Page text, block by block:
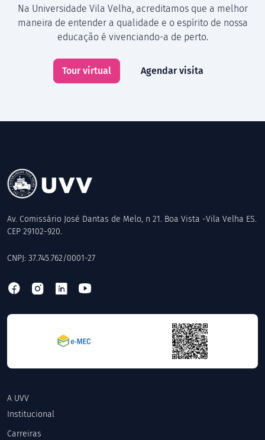
Na Universidade Vila Velha, acreditamos que a melhor
maneira de entender a qualidade e o espírito de nossa
educação é vivenciando-a de perto.
Tour virtual Agendar visita
Av. Comissário José Dantas de Melo, n 21. Boa Vista -Vila Velha ES.
CEP 29102-920.
CNPJ: 37.745.762/0001-27
A UVV
Institucional
Carreiras